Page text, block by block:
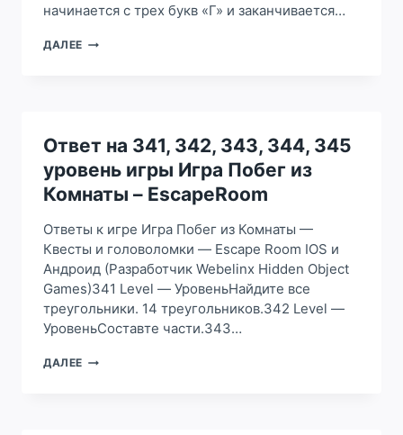
начинается с трех букв «Г» и заканчивается…
ДАЛЕЕ ОТВЕТ
350
УРОВЕНЬ
ИГРЫ
ИГРА
ПОБЕГ
КОМНАТЫ
–
ESCAPEROOM
Ответ на 341, 342, 343, 344, 345
уровень игры Игра Побег из
Комнаты – EscapeRoom
Ответы к игре Игра Побег из Комнаты —
Квесты и головоломки — Escape Room IOS и
Андроид (Разработчик Webelinx Hidden Object
Games)341 Level — УровеньНайдите все
треугольники. 14 треугольников.342 Level —
УровеньСоставте части.343…
ДАЛЕЕ ОТВЕТ